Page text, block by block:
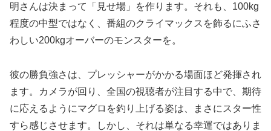
明さんは決まって「見せ場」を作ります。それも、100kg
程度の中型ではなく、番組のクライマックスを飾るにふさ
わしい200kgオーバーのモンスターを。
彼の勝負強さは、プレッシャーがかかる場面ほど発揮され
ます。カメラが回り、全国の視聴者が注目する中で、期待
に応えるようにマグロを釣り上げる姿は、まさにスター性
すら感じさせます。しかし、それは単なる幸運ではありま